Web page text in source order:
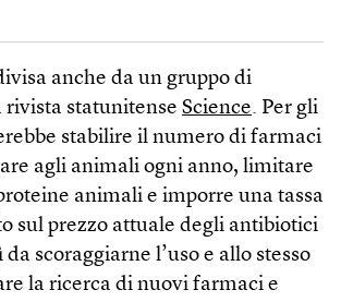
anche da un gruppo di
rivista statunitense Science. Per gli
stabilire il numero di farmaci
agli animali ogni anno, limitare
animali e imporre una tassa
sul prezzo attuale degli antibiotici
scoraggiarne l’uso e allo stesso
la ricerca di nuovi farmaci e